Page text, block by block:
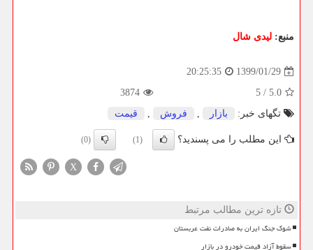
منبع: لیدی شال
1399/01/29
20:25:35
5.0
/
5
3874
تگهای خبر:
بازار , فروش , قیمت
این مطلب را می پسندید؟ (1)
(0)
X
تازه ترین مطالب مرتبط
شوک جنگ ایران به صادرات نفت عربستان
سقوط آزاد قیمت خودرو در بازار